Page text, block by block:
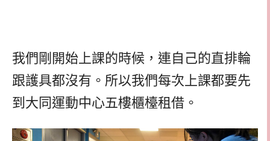
我們剛開始上課的時候，連自己的直排輪
跟護具都沒有。所以我們每次上課都要先
到大同運動中心五樓櫃檯租借。